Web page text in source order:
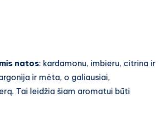
natos: kardamonu, imbieru, citrina ir
ir mėta, o galiausiai,
Tai leidžia šiam aromatui būti